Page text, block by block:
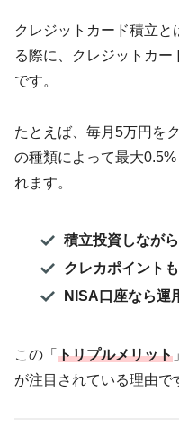
クレジットカード積立
る際に、クレジットカ
です。
たとえば、毎月5万円を
の種類によって最大
れます。
積立投資しながら
クレカポイント
NISA口座なら運
この「 トリプルメリット
が注目されている理由で